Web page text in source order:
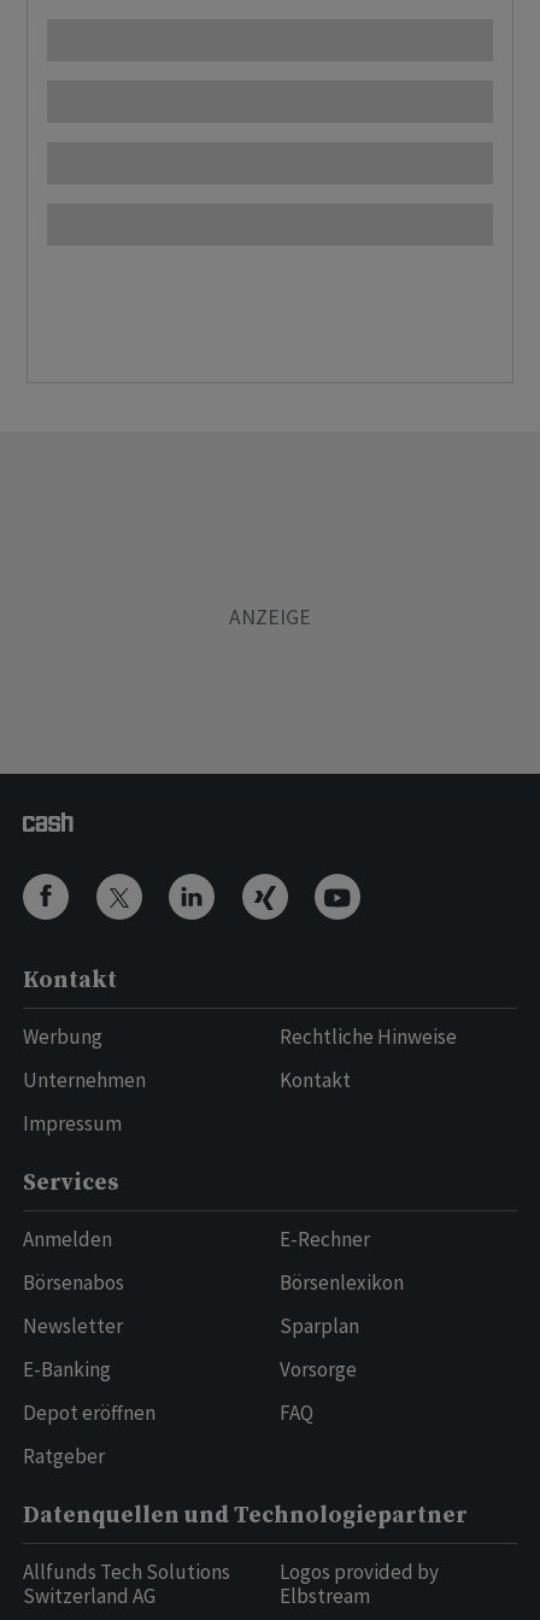
Kontakt
Werbung
Unternehmen
Impressum
Rechtliche Hinweise
Kontakt
Services
Anmelden
Börsenabos
Newsletter
E-Banking
Depot eröffnen
Ratgeber
E-Rechner
Börsenlexikon
Sparplan
Vorsorge
FAQ
Datenquellen und Technologiepartner
Allfunds Tech Solutions
Switzerland AG
Logos provided by
Elbstream